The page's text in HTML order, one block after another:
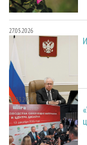
27.05.2026
23.03.2026